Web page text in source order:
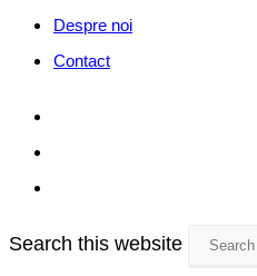
Despre noi
Contact
Search this website